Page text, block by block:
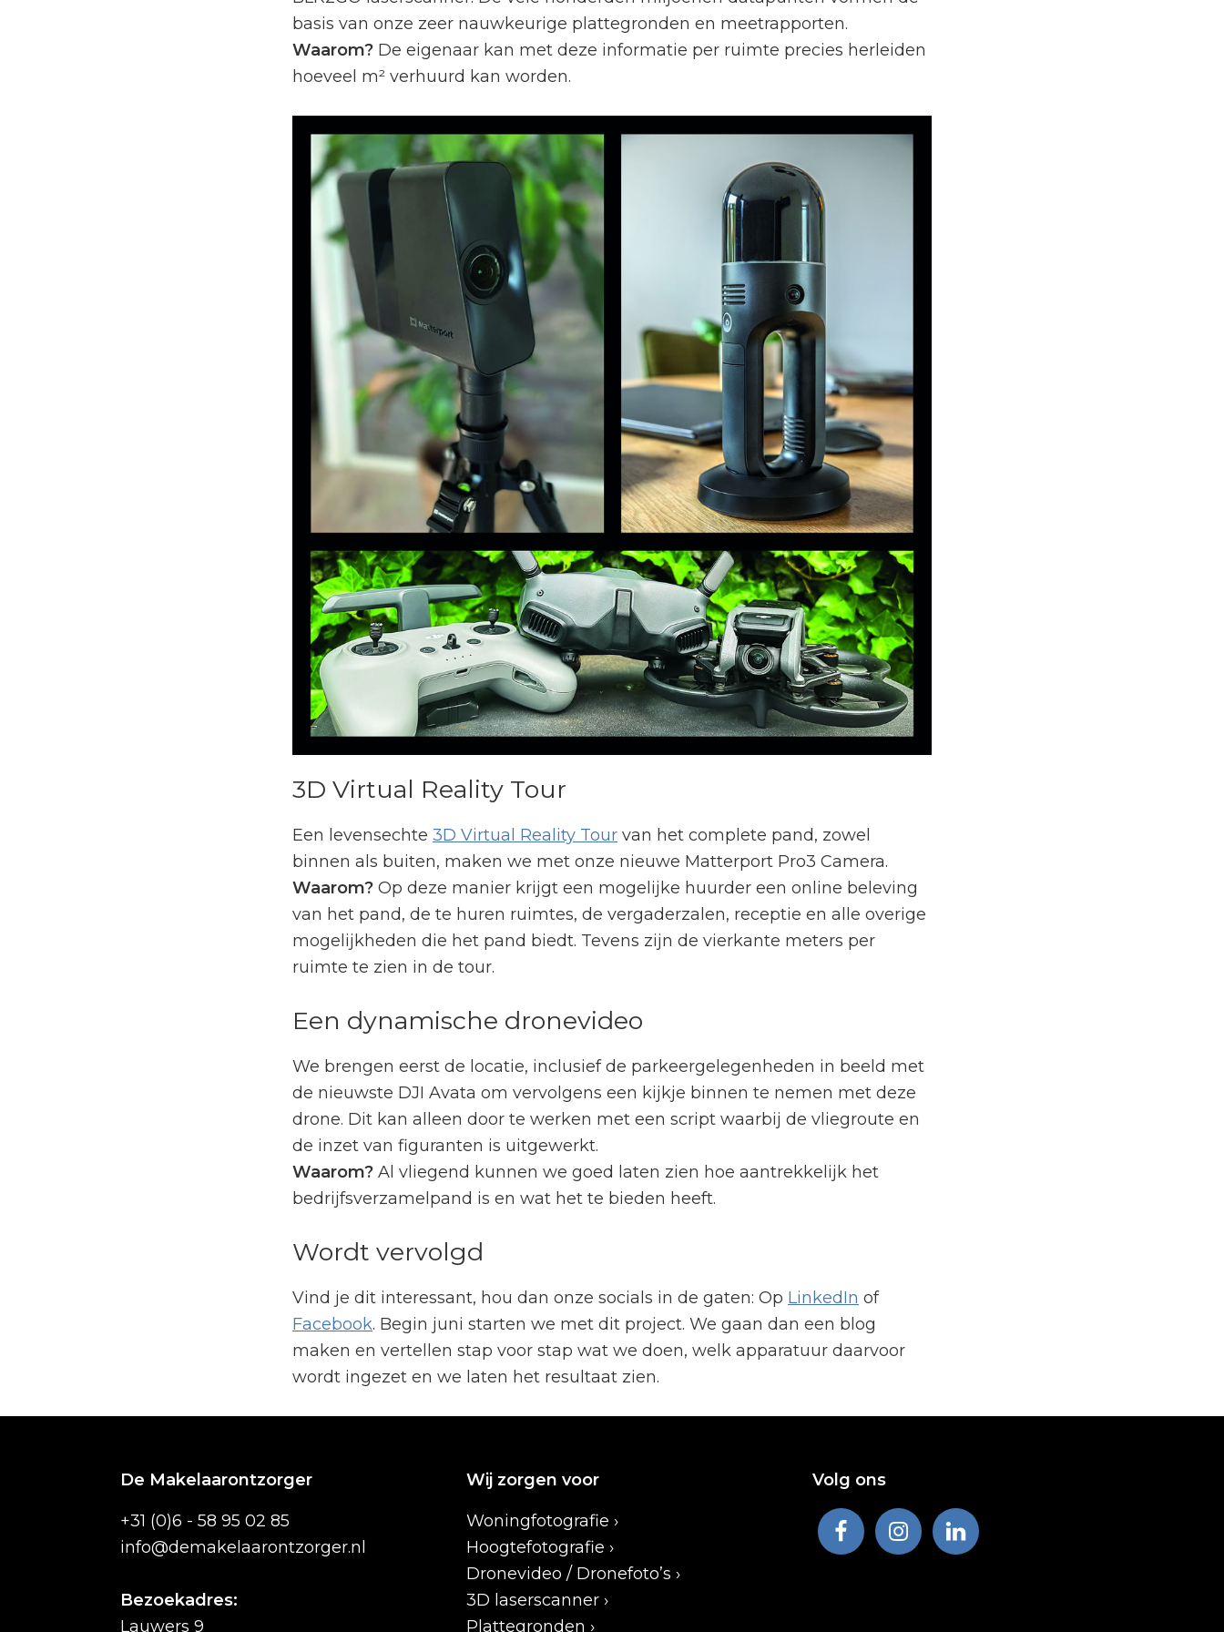
basis van onze zeer nauwkeurige plattegronden en meetrapporten.
Waarom? De eigenaar kan met deze informatie per ruimte precies herleiden
hoeveel m² verhuurd kan worden.
3D Virtual Reality Tour
Een levensechte 3D Virtual Reality Tour van het complete pand, zowel
binnen als buiten, maken we met onze nieuwe Matterport Pro3 Camera.
Waarom? Op deze manier krijgt een mogelijke huurder een online beleving
van het pand, de te huren ruimtes, de vergaderzalen, receptie en alle overige
mogelijkheden die het pand biedt. Tevens zijn de vierkante meters per
ruimte te zien in de tour.
Een dynamische dronevideo
We brengen eerst de locatie, inclusief de parkeergelegenheden in beeld met
de nieuwste DJI Avata om vervolgens een kijkje binnen te nemen met deze
drone. Dit kan alleen door te werken met een script waarbij de vliegroute en
de inzet van figuranten is uitgewerkt.
Waarom? Al vliegend kunnen we goed laten zien hoe aantrekkelijk het
bedrijfsverzamelpand is en wat het te bieden heeft.
Wordt vervolgd
Vind je dit interessant, hou dan onze socials in de gaten: Op LinkedIn of
Facebook. Begin juni starten we met dit project. We gaan dan een blog
maken en vertellen stap voor stap wat we doen, welk apparatuur daarvoor
wordt ingezet en we laten het resultaat zien.
De Makelaarontzorger
+31 (0)6 - 58 95 02 85
info@demakelaarontzorger.nl
Bezoekadres:
Lauwers 9
Wij zorgen voor
Woningfotografie ›
Hoogtefotografie ›
Dronevideo / Dronefoto’s ›
3D laserscanner ›
Plattegronden ›
Volg ons